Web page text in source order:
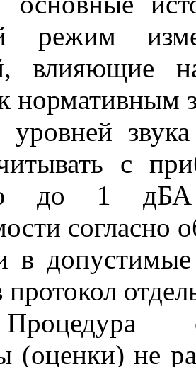
режим
влияющие
нормативным
уровней
с
до 1
согласно
в
протокол
(оценки) не